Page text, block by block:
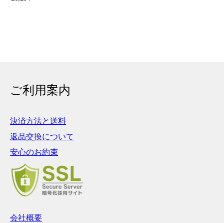
ご利用案内
決済方法と送料
返品交換について
安心のお約束
会社概要